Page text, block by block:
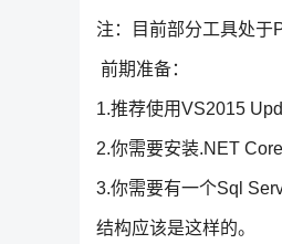
注：目前部分工具处于
前期准备：
1.推荐使用VS2015
2.你需要安装.NET
3.你需要有一个Sql
结构应该是这样的。